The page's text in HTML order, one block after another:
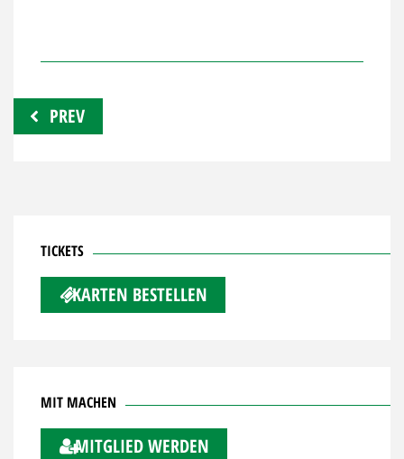
Beitragsnavigation
PREV
TICKETS
KARTEN BESTELLEN
MIT MACHEN
MITGLIED WERDEN